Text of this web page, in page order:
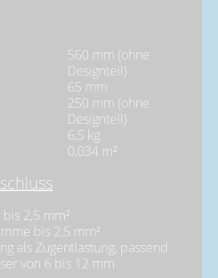
560 mm (ohne
Designteil)
65 mm
250 mm (ohne
Designteil)
6,5 kg
0,034 m²
2,5 mm²
bis 2,5 mm²
als Zugentlastung, passend
von 6 bis 12 mm